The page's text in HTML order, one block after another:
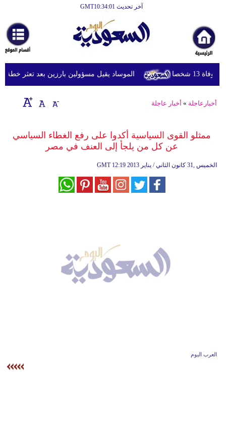
آخر تحديث GMT10:34:01
أخبارعاجلة
رياضة
ثقافة
إقتصاد
وموسيقى
علوم
الموساد يقيل مسؤولين بارزين بعد تعثر خطة شخصا
أخبارعاجلة » أخبار عاجلة
ممثلو القوى السياسية أكدوا على رفع الغطاء السياسي
عن كل من يلجأ إلى العنف في مصر
GMT 12:19 2013 الخميس ,31 كانون الثاني / يناير
العرب اليوم